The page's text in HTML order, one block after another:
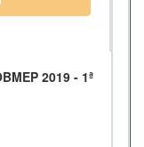
2019 - 1ª